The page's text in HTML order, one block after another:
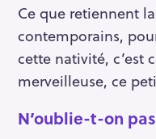
Ce que retiennent
contemporains,
cette nativité, c’est
merveilleuse, ce
N’oublie-t-on